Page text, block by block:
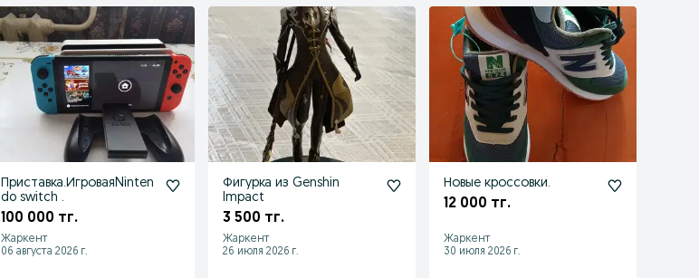
Приставка.ИгроваяNinten
do switch .
100 000 тг.
Жаркент
06 августа 2026 г.
Фигурка из Genshin
Impact
3 500 тг.
Жаркент
26 июля 2026 г.
Новые кроссовки.
12 000 тг.
Жаркент
30 июля 2026 г.